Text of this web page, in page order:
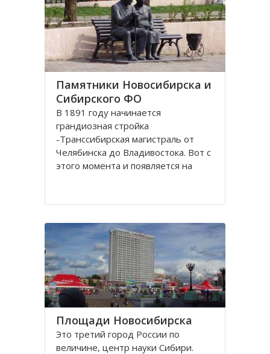
Памятники Новосибирска и
Сибирского ФО
В 1891 году начинается
грандиозная стройка
-Транссибирская магистраль от
Челябинска до Владивостока. Вот с
этого момента и появляется на
История его существования
дорогой. Здесь стоит памятник-
паровоз Н.А
Площади Новосибирска
Это третий город России по
величине, центр науки Сибири.